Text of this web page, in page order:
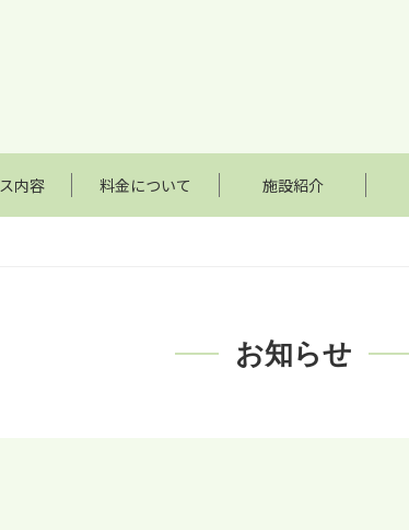
内容 料金について 施設紹介
お知らせ